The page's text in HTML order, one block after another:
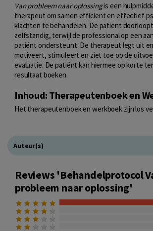
Van probleem naar oplossingis een
therapeut om samen efficiënt en effectief
klachten te behandelen. De patiënt
zelfstandig, terwijl de professional op een
patiënt ondersteunt. De therapeut legt uit
motiveert, stimuleert en ziet toe op de
evaluatie. De patiënt kan hiermee op korte
resultaat boeken.
Inhoud: Therapeutenboek en
Het therapeutenboek en werkboek zijn los
Auteur(s)
Reviews 'Behandelprotocol
probleem naar oplossing'